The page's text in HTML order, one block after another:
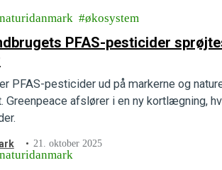
økosystem
PFAS-pesticider
PFAS-pesticider ud på markerne og
Greenpeace afslører i en ny kortlægning,
21. oktober 2025